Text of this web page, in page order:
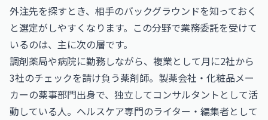
外注先を探すとき、相手のバックグラウンドを知っておく
と選定がしやすくなります。この分野で業務委託を受けて
いるのは、主に次の層です。
調剤薬局や病院に勤務しながら、複業として月に2社から
3社のチェックを請け負う薬剤師。製薬会社・化粧品メー
カーの薬事部門出身で、独立してコンサルタントとして活
動している人。ヘルスケア専門のライター・編集者として